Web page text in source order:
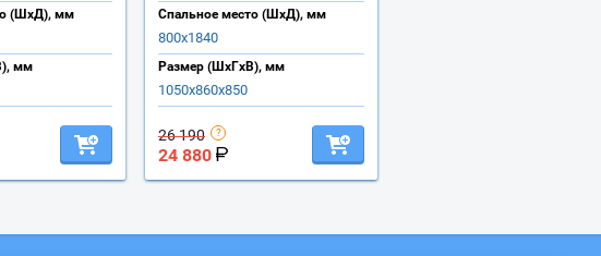
(ШхД), мм
мм
Спальное место (ШхД), мм
800х1840
Размер (ШхГхВ), мм
1050х860х850
26 190
24 880